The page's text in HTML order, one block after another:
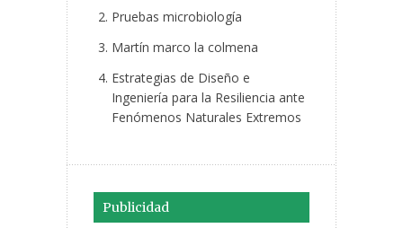
Pruebas microbiología
Martín marco la colmena
Estrategias de Diseño e
Ingeniería para la Resiliencia ante
Fenómenos Naturales Extremos
Publicidad